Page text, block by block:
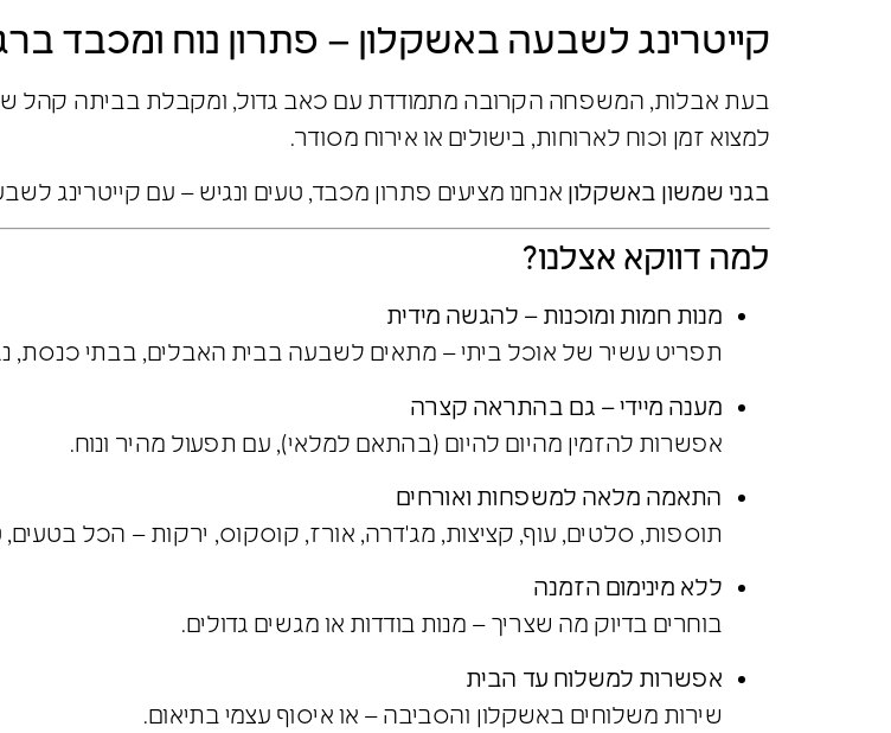
קייטרינג לשבעה באשקלון – פתרון נוח ומכבד
בעת אבלות, המשפחה הקרובה מתמודדת עם כאב גדול, ומקבלת בביתה קהל
למצוא זמן וכוח לארוחות, בישולים או אירוח מסודר.
בגני שמשון באשקלון אנחנו מציעים פתרון מכבד, טעים ונגיש – עם קייטרינג
למה דווקא אצלנו?
מנות חמות ומוכנות – להגשה מידית
תפריט עשיר של אוכל ביתי – מתאים לשבעה בבית האבלים, בבתי כנסת,
מענה מיידי – גם בהתראה קצרה
אפשרות להזמין מהיום להיום (בהתאם למלאי), עם תפעול מהיר ונוח.
התאמה מלאה למשפחות ואורחים
תוספות, סלטים, עוף, קציצות, מג'דרה, אורז, קוסקוס, ירקות – הכל בטעים,
ללא מינימום הזמנה
בוחרים בדיוק מה שצריך – מנות בודדות או מגשים גדולים.
אפשרות למשלוח עד הבית
שירות משלוחים באשקלון והסביבה – או איסוף עצמי בתיאום.